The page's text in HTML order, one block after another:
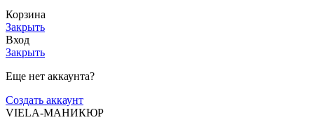
Корзина
Закрыть
Вход
Закрыть
Еще нет аккаунта?
Создать аккаунт
VIELA-МАНИКЮР